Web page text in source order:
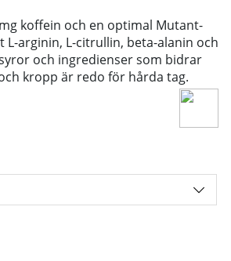
koffein och en optimal Mutant-
L-arginin, L-citrullin, beta-alanin och
och ingredienser som bidrar
kropp är redo för hårda tag.